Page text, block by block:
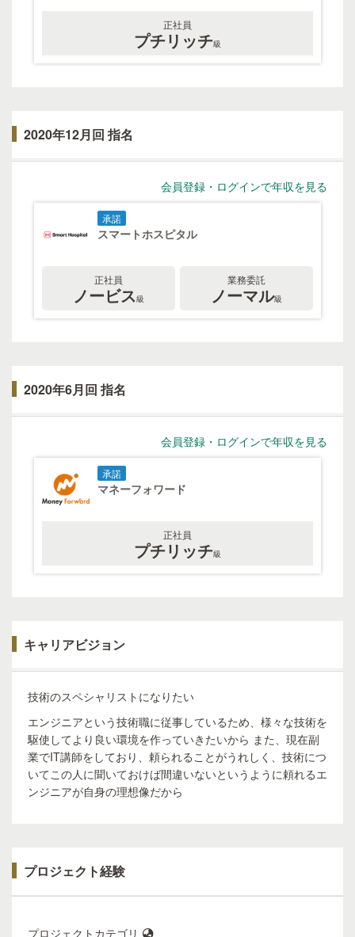
正社員
プチリッチ級
2020年12月回 指名
会員登録・ログインで年収を見る
承諾
スマートホスピタル
正社員
ノービス級
業務委託
ノーマル級
2020年6月回 指名
会員登録・ログインで年収を見る
承諾
マネーフォワード
正社員
プチリッチ級
キャリアビジョン
技術のスペシャリストになりたい
エンジニアという技術職に従事しているため、様々な技術を
駆使してより良い環境を作っていきたいから また、現在副
業でIT講師をしており、頼られることがうれしく、技術につ
いてこの人に聞いておけば間違いないというように頼れるエ
ンジニアが自身の理想像だから
プロジェクト経験
プロジェクトカテゴリ